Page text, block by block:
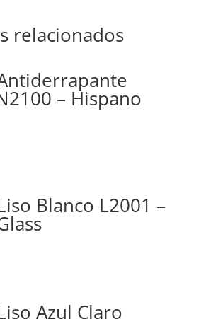
relacionados
– Hispano
Blanco L2001 –
Azul Claro